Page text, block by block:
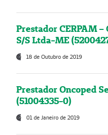
Prestador CERPAM
S/S Ltda-ME
18 de Outubro de 2019
Prestador Oncoped
(51004335-0)
01 de Janeiro de 2019